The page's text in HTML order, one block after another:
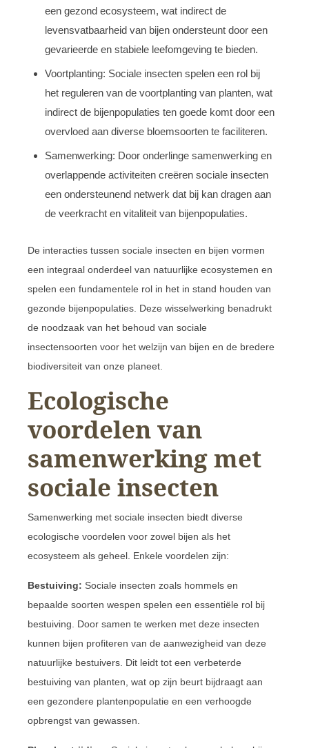
een gezond ecosysteem, wat indirect de
levensvatbaarheid van bijen ondersteunt door een
gevarieerde en stabiele leefomgeving te bieden.
Voortplanting: Sociale insecten spelen een rol bij
het reguleren van de voortplanting van planten, wat
indirect de bijenpopulaties ten goede komt door een
overvloed aan diverse bloemsoorten te faciliteren.
Samenwerking: Door onderlinge samenwerking en
overlappende activiteiten creëren sociale insecten
een ondersteunend netwerk dat bij kan dragen aan
de veerkracht en vitaliteit van bijenpopulaties.
De interacties tussen sociale insecten en bijen vormen
een integraal onderdeel van natuurlijke ecosystemen en
spelen een fundamentele rol in het in stand houden van
gezonde bijenpopulaties. Deze wisselwerking benadrukt
de noodzaak van het behoud van sociale
insectensoorten voor het welzijn van bijen en de bredere
biodiversiteit van onze planeet.
Ecologische
voordelen van
samenwerking met
sociale insecten
Samenwerking met sociale insecten biedt diverse
ecologische voordelen voor zowel bijen als het
ecosysteem als geheel. Enkele voordelen zijn:
Bestuiving: Sociale insecten zoals hommels en
bepaalde soorten wespen spelen een essentiële rol bij
bestuiving. Door samen te werken met deze insecten
kunnen bijen profiteren van de aanwezigheid van deze
natuurlijke bestuivers. Dit leidt tot een verbeterde
bestuiving van planten, wat op zijn beurt bijdraagt aan
een gezondere plantenpopulatie en een verhoogde
opbrengst van gewassen.